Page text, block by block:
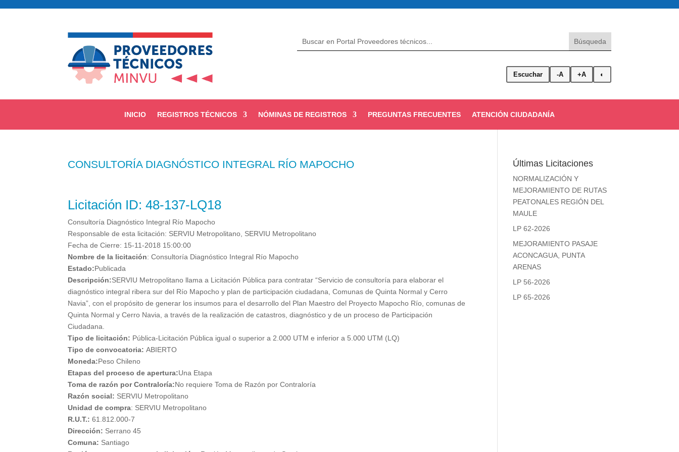
Escuchar -A +A ◐
INICIO REGISTROS TÉCNICOS NÓMINAS DE REGISTROS PREGUNTAS FRECUENTES ATENCIÓN CIUDADANÍA
CONSULTORÍA DIAGNÓSTICO INTEGRAL RÍO MAPOCHO
Licitación ID:48-137-LQ18
Consultoría Diagnóstico Integral Río Mapocho
Responsable de esta licitación: SERVIU Metropolitano, SERVIU Metropolitano
Fecha de Cierre: 15-11-2018 15:00:00
Nombre de la licitación:Consultoría Diagnóstico Integral Río Mapocho
Estado:Publicada
Descripción:SERVIU Metropolitano llama a Licitación Pública para contratar “Servicio de consultoría para elaborar el
diagnóstico integral ribera sur del Río Mapocho y plan de participación ciudadana, Comunas de Quinta Normal y Cerro
Navia”, con el propósito de generar los insumos para el desarrollo del Plan Maestro del Proyecto Mapocho Río, comunas de
Quinta Normal y Cerro Navia, a través de la realización de catastros, diagnóstico y de un proceso de Participación
Ciudadana.
Tipo de licitación: Pública-Licitación Pública igual o superior a 2.000 UTM e inferior a 5.000 UTM (LQ)
Tipo de convocatoria:ABIERTO
Moneda:Peso Chileno
Etapas del proceso de apertura:Una Etapa
Toma de razón por Contraloría:No requiere Toma de Razón por Contraloría
Razón social: SERVIU Metropolitano
Unidad de compra: SERVIU Metropolitano
R.U.T.: 61.812.000-7
Dirección: Serrano 45
Comuna: Santiago
Últimas Licitaciones
NORMALIZACIÓN Y
MEJORAMIENTO DE RUTAS
PEATONALES REGIÓN DEL
MAULE
LP 62-2026
MEJORAMIENTO PASAJE
ACONCAGUA, PUNTA
ARENAS
LP 56-2026
LP 65-2026